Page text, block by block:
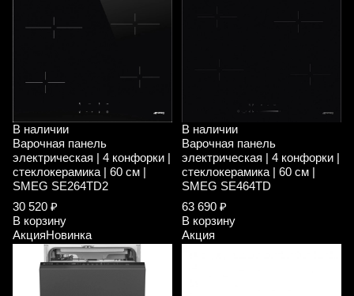
В наличии
Варочная панель
электрическая | 4 конфорки |
стеклокерамика | 60 см |
SMEG SE264TD2
30 520 ₽
В корзину
АкцияНовинка
В наличии
Варочная панель
электрическая | 4 конфорки |
стеклокерамика | 60 см |
SMEG SE464TD
63 690 ₽
В корзину
Акция